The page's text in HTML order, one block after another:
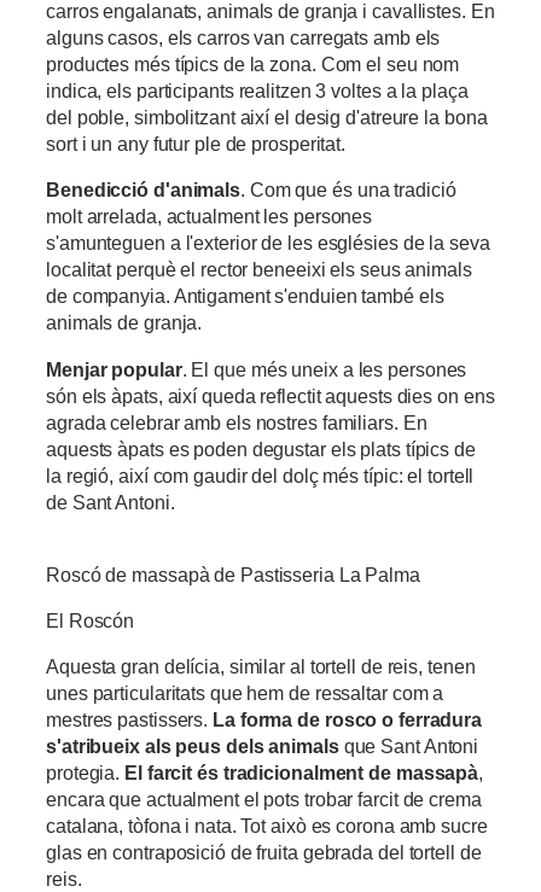
carros engalanats, animals de granja i cavallistes. En
alguns casos, els carros van carregats amb els
productes més típics de la zona. Com el seu nom
indica, els participants realitzen 3 voltes a la plaça
del poble, simbolitzant així el desig d'atreure la bona
sort i un any futur ple de prosperitat.
Benedicció d'animals. Com que és una tradició
molt arrelada, actualment les persones
s'amunteguen a l'exterior de les esglésies de la seva
localitat perquè el rector beneeixi els seus animals
de companyia. Antigament s'enduien també els
animals de granja.
Menjar popular. El que més uneix a les persones
són els àpats, així queda reflectit aquests dies on ens
agrada celebrar amb els nostres familiars. En
aquests àpats es poden degustar els plats típics de
la regió, així com gaudir del dolç més típic: el tortell
de Sant Antoni.
Roscó de massapà de Pastisseria La Palma
El Roscón
Aquesta gran delícia, similar al tortell de reis, tenen
unes particularitats que hem de ressaltar com a
mestres pastissers. La forma de rosco o ferradura
s'atribueix als peus dels animalsque Sant Antoni
protegia. El farcit és tradicionalment de massapà,
encara que actualment el pots trobar farcit de crema
catalana, tòfona i nata. Tot això es corona amb sucre
glas en contraposició de fruita gebrada del tortell de
reis.